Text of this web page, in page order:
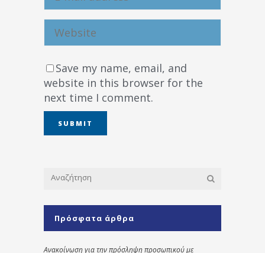
Save my name, email, and
website in this browser for the
next time I comment.
Πρόσφατα άρθρα
Ανακοίνωση για την πρόσληψη προσωπικού με